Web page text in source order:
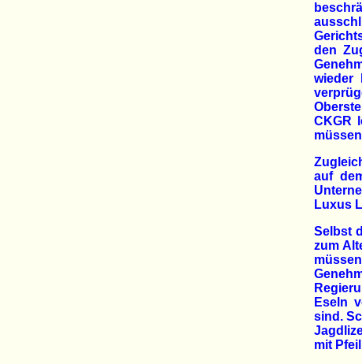
den
wieder
CKGR
auf
Luxus
Selbst
zum
Eseln
sind.
mit